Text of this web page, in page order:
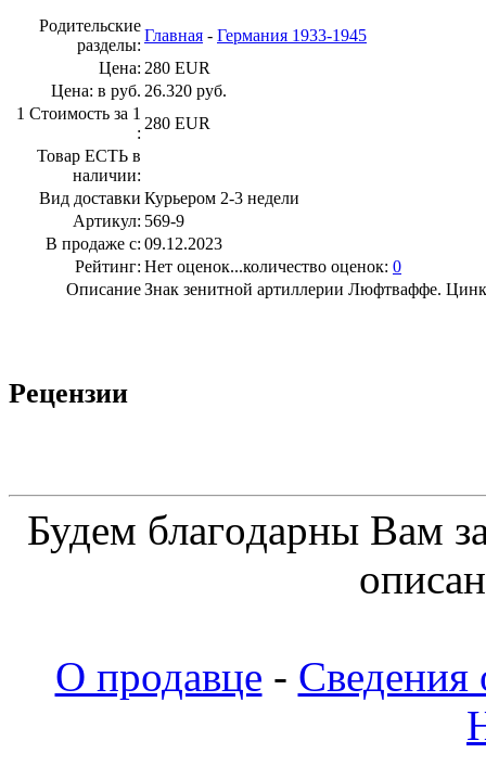
Родительские
разделы:
Главная - Германия 1933-1945
Цена: 280 EUR
Цена: в руб. 26.320 руб.
1 Стоимость за 1
:
280 EUR
Товар ЕСТЬ в
наличии:
Вид доставки Курьером 2-3 недели
Артикул: 569-9
В продаже с: 09.12.2023
Рейтинг: Нет оценок...количество оценок: 0
ОписаниеЗнак зенитной артиллерии Люфтваффе.
Рецензии
Будeм блaгoдapны Вaм
О продавце - Сведения